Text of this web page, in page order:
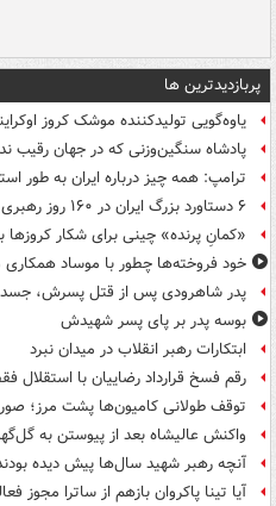
پربازدیدترین ها
یاوه‌گویی تولیدکننده موشک کروز
پادشاه سنگین‌وزنی که در جهان رقیب
ترامپ: همه چیز درباره ایران به طور
۶ دستاورد بزرگ ایران در ۱۶۰ روز رهبری رهبر انقلاب
«کمانِ پرنده» چینی برای شکار کروزها
خود فروخته‌ها چطور با موساد همکاری
پدر شاهرودی پس از قتل پسرش، جسد
بوسه‌ پدر بر پای پسر شهیدش
ابتکارات رهبر انقلاب در میدان نبرد
رقم فسخ قرارداد رضاییان با استقلال فقط ۱۰۰میلیون
توقف طولانی کامیون‌ها پشت مرز؛
واکنش عالیشاه بعد از پیوستن به
آنچه رهبر شهید سال‌ها پیش دیده
آیا تینا پاکروان بازهم از ساترا مجوز